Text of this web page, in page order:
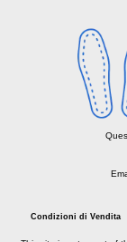
Condizioni di Vendita